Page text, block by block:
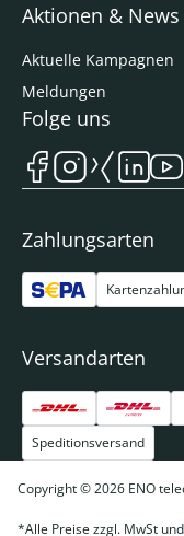
Aktionen & News
Aktuelle Kampagnen
Meldungen
Zahlungsarten
Versandarten
Speditionsversand
Folge uns
Copyright © 2026 ENO
*Alle Preise zzgl. MwSt